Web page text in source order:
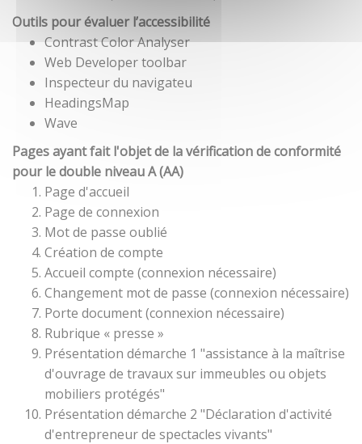
Outils pour évaluer l’accessibilité
Contrast Color Analyser
Web Developer toolbar
Inspecteur du navigateu
HeadingsMap
Wave
Pages ayant fait l'objet de la vérification de conformité
pour le double niveau A (AA)
Page d'accueil
Page de connexion
Mot de passe oublié
Création de compte
Accueil compte (connexion nécessaire)
Changement mot de passe (connexion nécessaire)
Porte document (connexion nécessaire)
Rubrique « presse »
Présentation démarche 1 "assistance à la maîtrise
d'ouvrage de travaux sur immeubles ou objets
mobiliers protégés"
Présentation démarche 2 "Déclaration d'activité
d'entrepreneur de spectacles vivants"